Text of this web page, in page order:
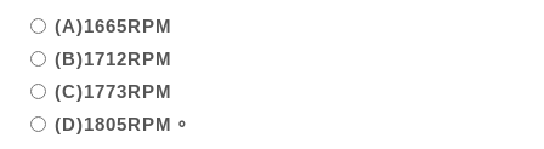
(A)1665RPM
(B)1712RPM
(C)1773RPM
(D)1805RPM。